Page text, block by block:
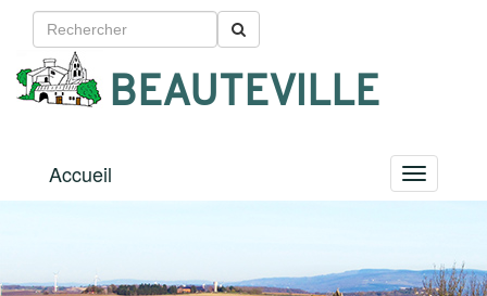
BEAUTEVILLE
Menu
Accueil